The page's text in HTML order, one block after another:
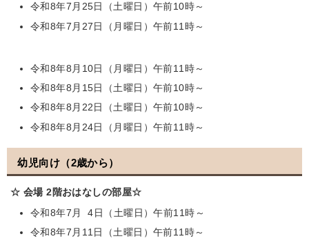
令和8年7月25日（土曜日）午前10時～
令和8年7月27日（月曜日）午前11時～
令和8年8月10日（月曜日）午前11時～
令和8年8月15日（土曜日）午前10時～
令和8年8月22日（土曜日）午前10時～
令和8年8月24日（月曜日）午前11時～
幼児向け（2歳から）
☆ 会場 2階おはなしの部屋☆
令和8年7月 4日（土曜日）午前11時～
令和8年7月11日（土曜日）午前11時～